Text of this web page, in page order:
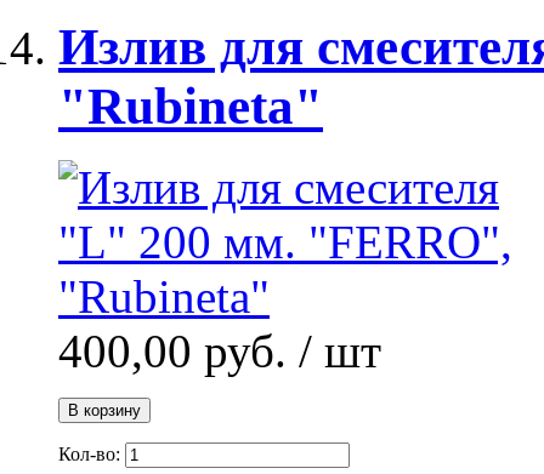
Излив для
"Rubineta"
400,00 руб. / шт
В корзину
Кол-во: